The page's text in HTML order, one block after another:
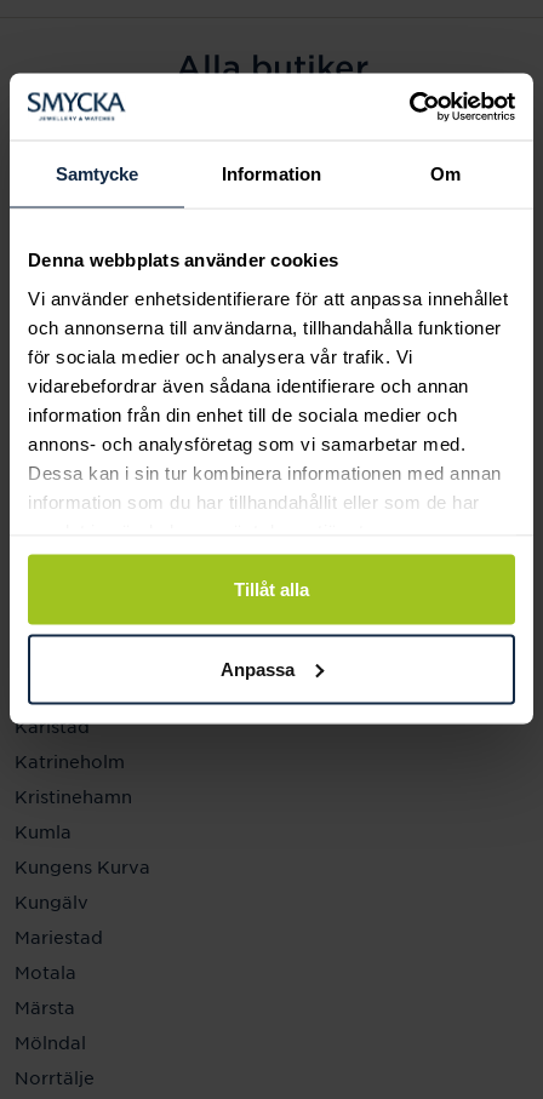
Samtycke Information Om
Denna webbplats använder cookies
Vi använder enhetsidentifierare för att anpassa innehållet
och annonserna till användarna, tillhandahålla funktioner
för sociala medier och analysera vår trafik. Vi
vidarebefordrar även sådana identifierare och annan
information från din enhet till de sociala medier och
annons- och analysföretag som vi samarbetar med.
Dessa kan i sin tur kombinera informationen med annan
information som du har tillhandahållit eller som de har
Tillåt alla
Anpassa
Alla butiker
Alingsås
Arvidsjaur
Eksjö
Fagersta
Farsta
Gävle
Halmstad
Halmstad Hallarna
Haninge
Helsingborg
Jönköping
Karlstad
Katrineholm
Kristinehamn
Kumla
Kungens Kurva
Kungälv
Mariestad
Motala
Märsta
Mölndal
Norrtälje